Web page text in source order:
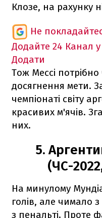
Клозе, на рахунку
Не
Додайте 24 Канал
Додати
Тож Мессі
досягнення мети.
чемпіонаті світу
красивих м'ячів.
них.
5.
(ЧС-
На минулому
голів, але чимало
з пенальті. Проте